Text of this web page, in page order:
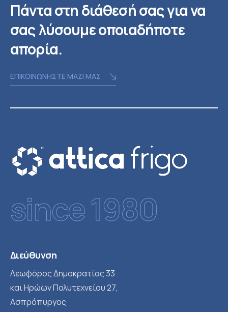
Πάντα στη διάθεσή σας για να
σας λύσουμε οποιαδήποτε
απορία.
ΕΠΙΚΟΙΝΩΝΗΣΤΕ ΜΑΖΙ ΜΑΣ
since 1980
Διεύθυνση
Λεωφόρος Δημοκρατίας 33
και Ηρώων Πολυτεχνείου 27,
Ασπρόπυργος